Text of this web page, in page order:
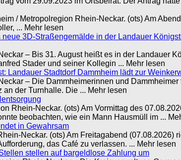
/ Metropolregion Rhein-Neckar. (ots) Am
... Mehr lesen
3D-Straßengemälde in der Landauer
– Bis 31. August heißt es in der Landauer
Stader und seiner Kollegin ... Mehr lesen
Landauer Stadtdorf Dammheim lädt zur
– Die Dammheimerinnen und
der Turnhalle. Die ... Mehr lesen
Rhein-Neckar. (ots) Am Vormittag des
beobachten, wie ein Mann Hausmüll im ...
in Gewahrsam
Neckar. (ots) Am Freitagabend
das Café zu verlassen. ... Mehr lesen
stellen auf bargeldlose Zahlung um